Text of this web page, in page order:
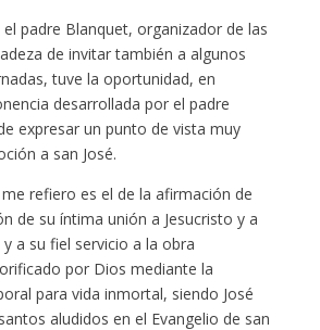
padre Blanquet, organizador de las
de invitar también a algunos
tuve la oportunidad, en
desarrollada por el padre
expresar un punto de vista muy
a san José.
refiero es el de la afirmación de
de su íntima unión a Jesucristo y a
a su fiel servicio a la obra
por Dios mediante la
para vida inmortal, siendo José
aludidos en el Evangelio de san